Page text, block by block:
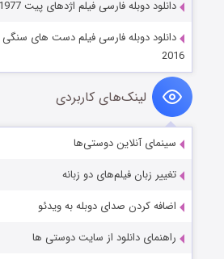
دانلود دوبله فارسی فیلم اژدهای پیت Pete’s Dragon 1977
2016
لینک‌های کاربردی
سینمای آنلاین دوستی‌ها
تغییر زبان فیلم‌های دو زبانه
اضافه کردن صدای دوبله به ویدئو
راهنمای دانلود از سایت دوستی ها